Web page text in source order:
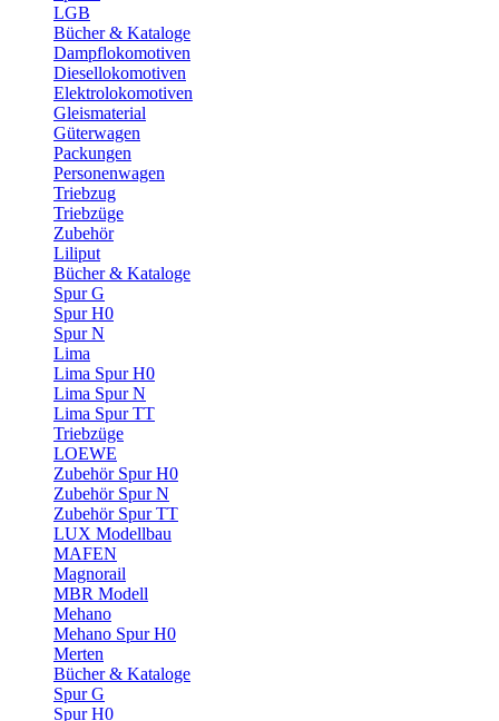
LGB
Bücher & Kataloge
Dampflokomotiven
Diesellokomotiven
Elektrolokomotiven
Gleismaterial
Güterwagen
Packungen
Personenwagen
Triebzug
Triebzüge
Zubehör
Liliput
Bücher & Kataloge
Spur G
Spur H0
Spur N
Lima
Lima Spur H0
Lima Spur N
Lima Spur TT
Triebzüge
LOEWE
Zubehör Spur H0
Zubehör Spur N
Zubehör Spur TT
LUX Modellbau
MAFEN
Magnorail
MBR Modell
Mehano
Mehano Spur H0
Merten
Bücher & Kataloge
Spur G
Spur H0